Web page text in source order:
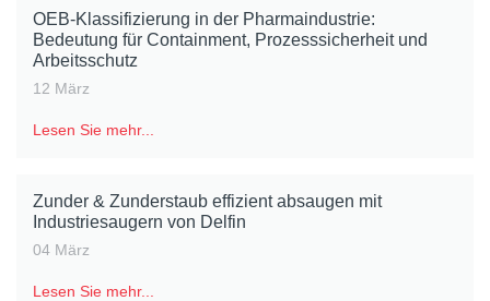
OEB-Klassifizierung in der Pharmaindustrie:
Bedeutung für Containment, Prozesssicherheit und
Arbeitsschutz
12 März
Lesen Sie mehr...
Zunder & Zunderstaub effizient absaugen mit
Industriesaugern von Delfin
04 März
Lesen Sie mehr...